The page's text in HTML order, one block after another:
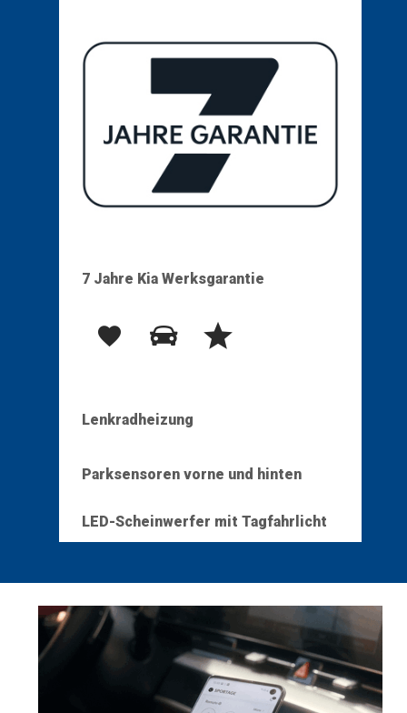
7 Jahre Kia Werksgarantie
Lenkradheizung
Parksensoren vorne und hinten
LED-Scheinwerfer mit Tagfahrlicht